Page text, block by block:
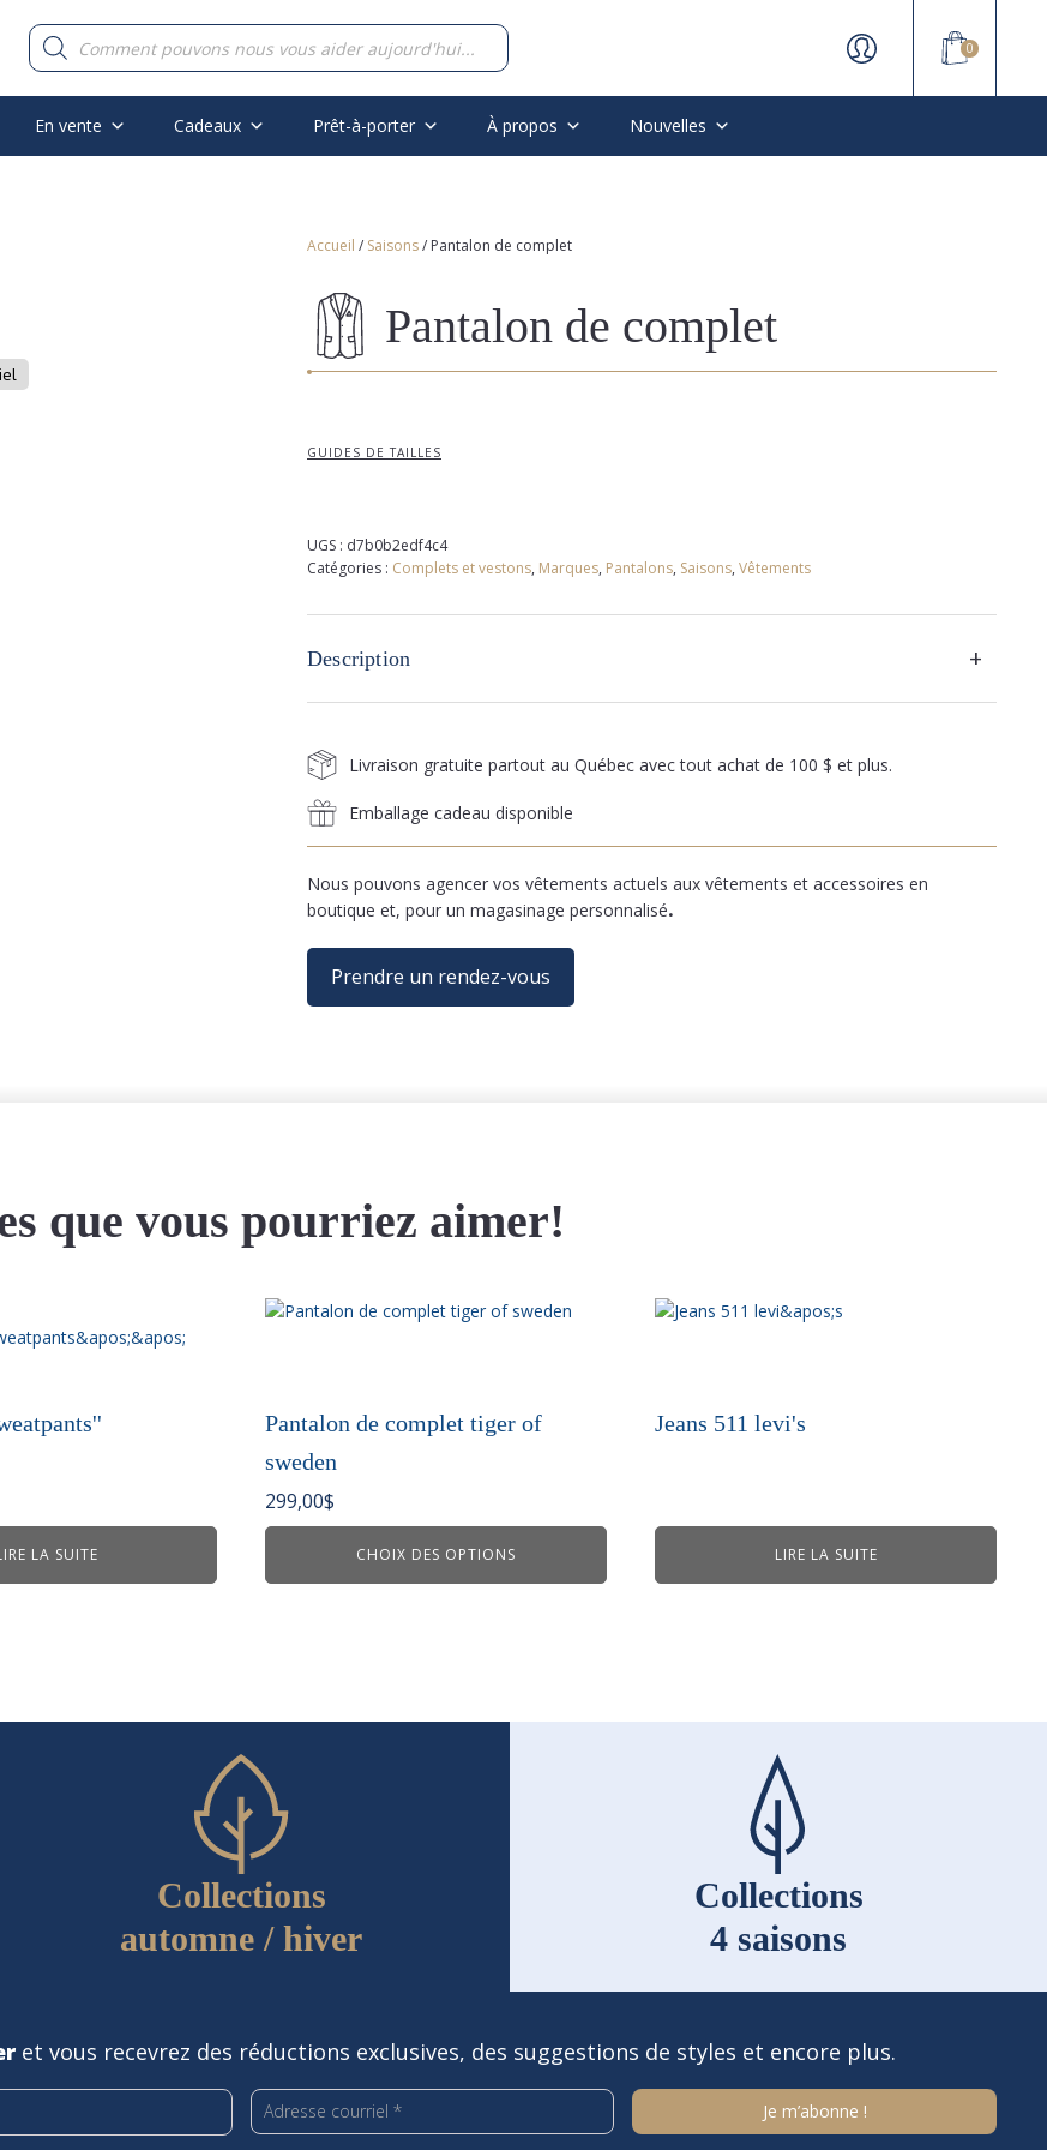
Recherche
de
produits
0
En vente Cadeaux Prêt-à-porter À propos Nouvelles
Accueil / Saisons/ Pantalon de complet
Pantalon de complet
GUIDES DE TAILLES
UGS : d7b0b2edf4c4
Catégories : Complets et vestons, Marques, Pantalons, Saisons, Vêtements
Description +
Livraison gratuite partout au Québec avec tout achat de 100 $ et plus.
Emballage cadeau disponible
Nous pouvons agencer vos vêtements actuels aux vêtements et accessoires en
boutique et, pour un magasinage personnalisé.
Prendre un rendez-vous
que vous pourriez aimer!
LA SUITE
Pantalon de complet tiger of
sweden
299,00$
CHOIX DES OPTIONS
Ce
variations.
options
peuvent
être
sur
Jeans 511 levi's
LIRE LA SUITE
Collections
automne / hiver
Collections
4 saisons
et vous recevrez des réductions exclusives, des suggestions de styles et encore plus.